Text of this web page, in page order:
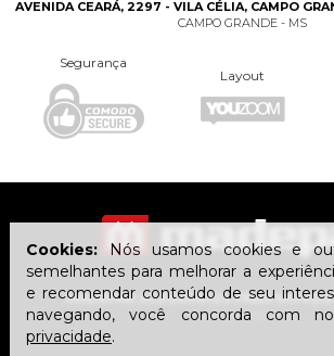
AVENIDA CEARÁ, 2297 - VILA CÉLIA, CAMPO
CAMPO GRANDE - MS
Segurança
Layout
MADEPAR ACESSÓRIOS PARA
15.416.241/0001-93
Cookies:Nós usamos cookies e
semelhantes para melhorar a
e recomendar conteúdo de seu
navegando, você concorda com
privacidade.